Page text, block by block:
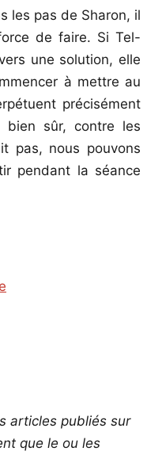
les pas de Sharon, il
de faire. Si Tel-
une solution, elle
à mettre au
précisément
sûr, contre les
pas, nous pouvons
pendant la séance
articles publiés sur
que le ou les